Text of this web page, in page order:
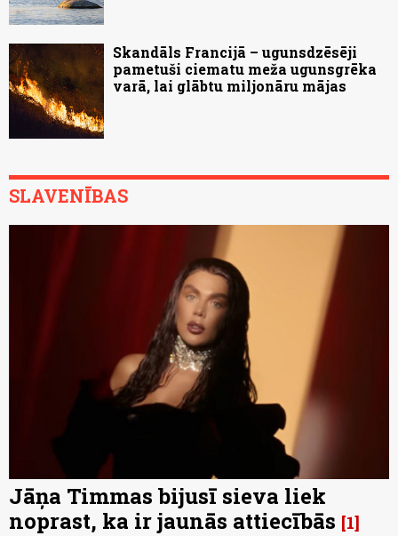
Skandāls Francijā – ugunsdzēsēji
pametuši ciematu meža ugunsgrēka
varā, lai glābtu miljonāru mājas
SLAVENĪBAS
Jāņa Timmas bijusī sieva liek
noprast, ka ir jaunās attiecībās 1